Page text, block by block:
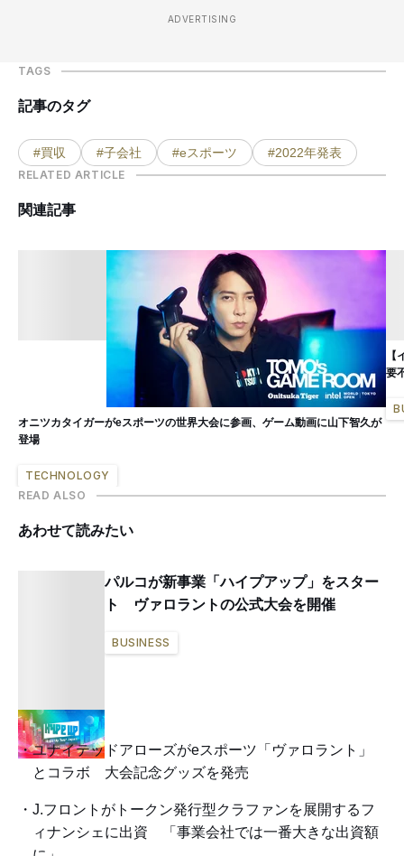
ADVERTISING
TAGS
記事のタグ
#買収 #子会社 #eスポーツ #2022年発表
RELATED ARTICLE
関連記事
オニツカタイガーがeスポーツの世界大会に参画、ゲーム動画に山下智久が
登場
TECHNOLOGY
要
READ ALSO
あわせて読みたい
パルコが新事業「ハイプアップ」をスター
ト ヴァロラントの公式大会を開催
BUSINESS
ユナイテッドアローズがeスポーツ「ヴァロラント」
とコラボ 大会記念グッズを発売
J.フロントがトークン発行型クラファンを展開するフ
ィナンシェに出資 「事業会社では一番大きな出資額